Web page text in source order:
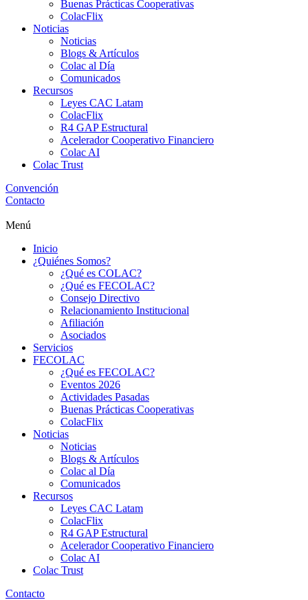
Buenas Prácticas Cooperativas
ColacFlix
Noticias
Noticias
Blogs & Artículos
Colac al Día
Comunicados
Recursos
Leyes CAC Latam
ColacFlix
R4 GAP Estructural
Acelerador Cooperativo Financiero
Colac AI
Colac Trust
Convención
Contacto
Menú
Inicio
¿Quiénes Somos?
¿Qué es COLAC?
¿Qué es FECOLAC?
Consejo Directivo
Relacionamiento Institucional
Afiliación
Asociados
Servicios
FECOLAC
¿Qué es FECOLAC?
Eventos 2026
Actividades Pasadas
Buenas Prácticas Cooperativas
ColacFlix
Noticias
Noticias
Blogs & Artículos
Colac al Día
Comunicados
Recursos
Leyes CAC Latam
ColacFlix
R4 GAP Estructural
Acelerador Cooperativo Financiero
Colac AI
Colac Trust
Contacto